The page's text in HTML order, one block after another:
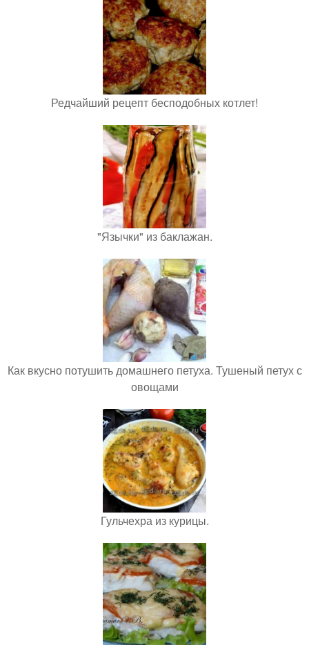
Редчайший рецепт бесподобных котлет!
"Язычки" из баклажан.
Как вкусно потушить домашнего петуха. Тушеный петух с
овощами
Гульчехра из курицы.